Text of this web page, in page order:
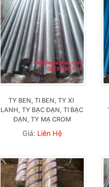
TY BEN, TI BEN, TY XI
LANH, TY BẠC ĐẠN, TI BẠC
ĐẠN, TY MẠ CROM
Giá: Liên Hệ